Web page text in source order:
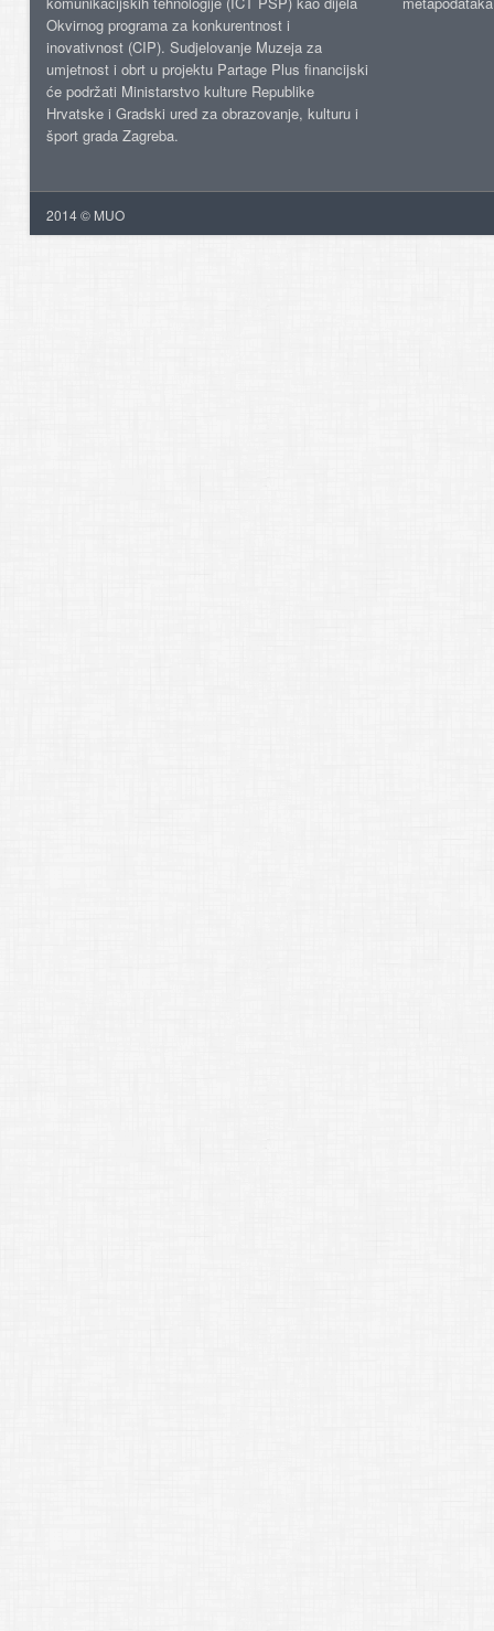
Okvirnog programa za konkurentnost i
inovativnost (CIP). Sudjelovanje Muzeja za
umjetnost i obrt u projektu Partage Plus financijski
će podržati Ministarstvo kulture Republike
Hrvatske i Gradski ured za obrazovanje, kulturu i
šport grada Zagreba.
2014 © MUO